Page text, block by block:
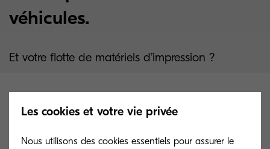
véhicules.
Et votre flotte de matériels d’impression ?
Les cookies et votre vie privée
Nous utilisons des cookies essentiels pour assurer le